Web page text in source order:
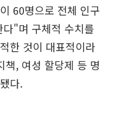
60명으로 전체 인구
"며 구체적 수치를
한 것이 대표적이라
책, 여성 할당제 등 명
다.